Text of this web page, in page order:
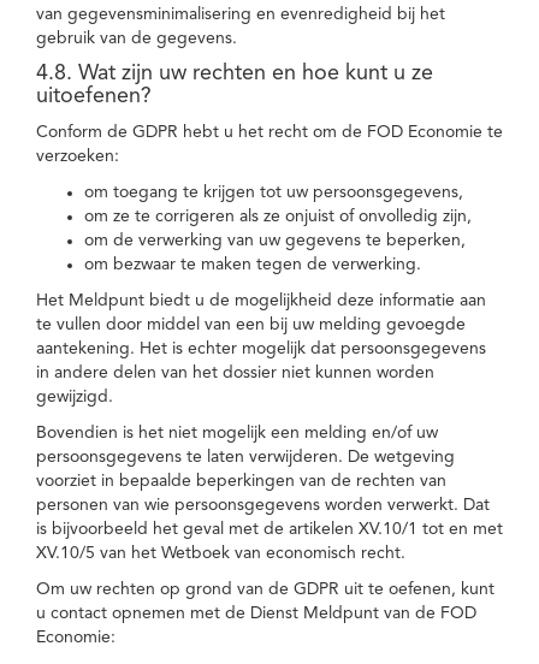
van gegevensminimalisering en evenredigheid bij het
gebruik van de gegevens.
4.8. Wat zijn uw rechten en hoe kunt u ze
uitoefenen?
Conform de GDPR hebt u het recht om de FOD Economie te
verzoeken:
om toegang te krijgen tot uw persoonsgegevens,
om ze te corrigeren als ze onjuist of onvolledig zijn,
om de verwerking van uw gegevens te beperken,
om bezwaar te maken tegen de verwerking.
Het Meldpunt biedt u de mogelijkheid deze informatie aan
te vullen door middel van een bij uw melding gevoegde
aantekening. Het is echter mogelijk dat persoonsgegevens
in andere delen van het dossier niet kunnen worden
gewijzigd.
Bovendien is het niet mogelijk een melding en/of uw
persoonsgegevens te laten verwijderen. De wetgeving
voorziet in bepaalde beperkingen van de rechten van
personen van wie persoonsgegevens worden verwerkt. Dat
is bijvoorbeeld het geval met de artikelen XV.10/1 tot en met
XV.10/5 van het Wetboek van economisch recht.
Om uw rechten op grond van de GDPR uit te oefenen, kunt
u contact opnemen met de Dienst Meldpunt van de FOD
Economie: